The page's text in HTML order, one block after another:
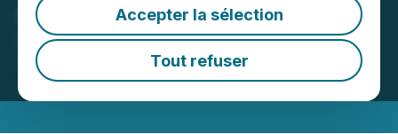
Accepter la sélection
Tout refuser
Auditor
April 27, 2020 12:39 PM EDT | Source:Empatho
Holdings Inc.